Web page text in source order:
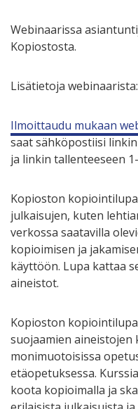
Webinaarissa
Kopiostosta.
Lisätietoja
Ilmoittaudu mukaan
saatsähköpostiisi
ja linkin tallenteeseen
Kopioston
julkaisujen, kuten
verkossa saatavilla
kopioimisen ja
käyttöön. Lupa kattaa
aineistot.
Kopioston
suojaamien aineistojen
monimuotoisissa
etäopetuksessa.
koota kopioimalla ja